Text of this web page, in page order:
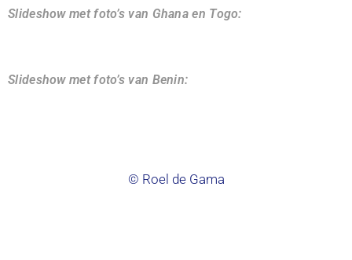
Slideshow met foto’s van Ghana en Togo:
Slideshow met foto’s van Benin:
© Roel de Gama